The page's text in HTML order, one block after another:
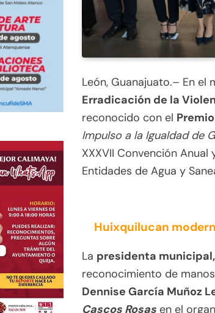
León, Guanajuato.– En el
Erradicación de la
reconocido con el
Impulso a la Igualdad de
XXXVII Convención
Entidades de Agua y
Huixquilucan
La presidenta municipal,
reconocimiento de
Dennise García Muñoz
Cascos Rosas en el